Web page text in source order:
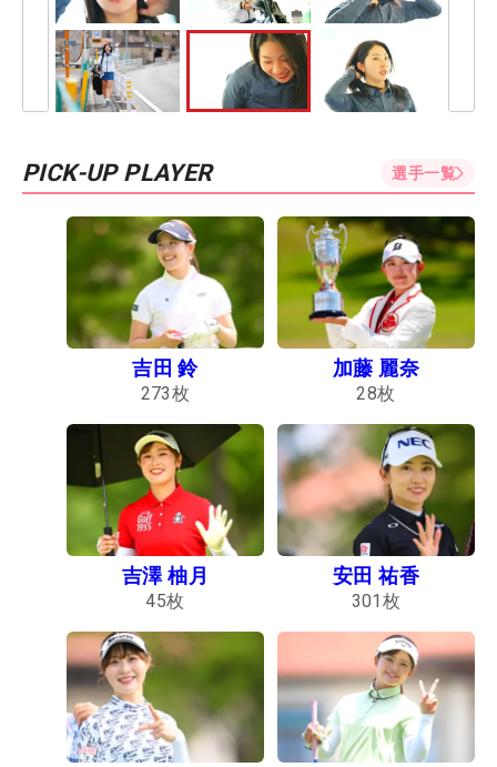
PICK-UP PLAYER 選手一覧
吉田 鈴
273枚
加藤 麗奈
28枚
吉澤 柚月
45枚
安田 祐香
301 枚